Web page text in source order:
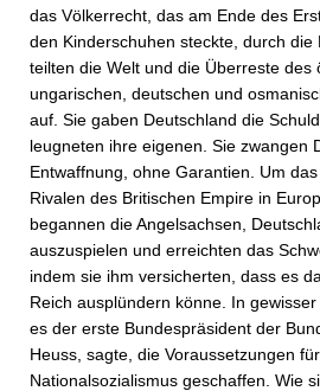
das Völkerrecht, das am Ende des
den Kinderschuhen steckte, durch die
teilten die Welt und die Überreste des
ungarischen, deutschen und
auf. Sie gaben Deutschland die
leugneten ihre eigenen. Sie zwangen
Entwaffnung, ohne Garantien. Um
Rivalen des Britischen Empire in
begannen die Angelsachsen,
auszuspielen und erreichten das
indem sie ihm versicherten, dass es
Reich ausplündern könne. In
es der erste Bundespräsident der
Heuss, sagte, die Voraussetzungen
Nationalsozialismus geschaffen. Wie